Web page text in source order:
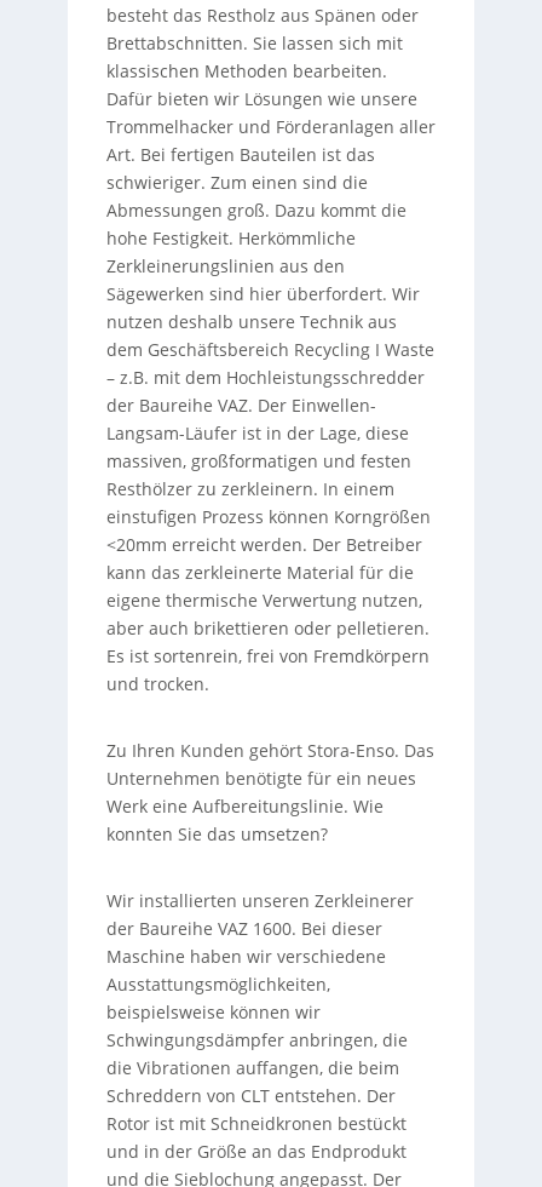
besteht das Restholz aus Spänen oder
Brettabschnitten. Sie lassen sich mit
klassischen Methoden bearbeiten.
Dafür bieten wir Lösungen wie unsere
Trommelhacker und Förderanlagen aller
Art. Bei fertigen Bauteilen ist das
schwieriger. Zum einen sind die
Abmessungen groß. Dazu kommt die
hohe Festigkeit. Herkömmliche
Zerkleinerungslinien aus den
Sägewerken sind hier überfordert. Wir
nutzen deshalb unsere Technik aus
dem Geschäftsbereich Recycling I Waste
– z.B. mit dem Hochleistungsschredder
der Baureihe VAZ. Der Einwellen-
Langsam-Läufer ist in der Lage, diese
massiven, großformatigen und festen
Resthölzer zu zerkleinern. In einem
einstufigen Prozess können Korngrößen
<20mm erreicht werden. Der Betreiber
kann das zerkleinerte Material für die
eigene thermische Verwertung nutzen,
aber auch brikettieren oder pelletieren.
Es ist sortenrein, frei von Fremdkörpern
und trocken.
Zu Ihren Kunden gehört Stora-Enso. Das
Unternehmen benötigte für ein neues
Werk eine Aufbereitungslinie. Wie
konnten Sie das umsetzen?
Wir installierten unseren Zerkleinerer
der Baureihe VAZ 1600. Bei dieser
Maschine haben wir verschiedene
Ausstattungsmöglichkeiten,
beispielsweise können wir
Schwingungsdämpfer anbringen, die
die Vibrationen auffangen, die beim
Schreddern von CLT entstehen. Der
Rotor ist mit Schneidkronen bestückt
und in der Größe an das Endprodukt
und die Sieblochung angepasst. Der